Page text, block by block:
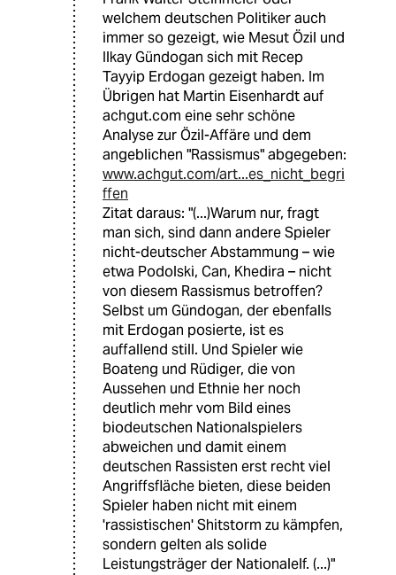
welchem deutschen Politiker auch
immer so gezeigt, wie Mesut Özil und
Ilkay Gündogan sich mit Recep
Tayyip Erdogan gezeigt haben. Im
Übrigen hat Martin Eisenhardt auf
achgut.com eine sehr schöne
Analyse zur Özil-Affäre und dem
angeblichen "Rassismus" abgegeben:
www.achgut.com/art...es_nicht_begri
ffen
Zitat daraus: "(...)Warum nur, fragt
man sich, sind dann andere Spieler
nicht-deutscher Abstammung – wie
etwa Podolski, Can, Khedira – nicht
von diesem Rassismus betroffen?
Selbst um Gündogan, der ebenfalls
mit Erdogan posierte, ist es
auffallend still. Und Spieler wie
Boateng und Rüdiger, die von
Aussehen und Ethnie her noch
deutlich mehr vom Bild eines
biodeutschen Nationalspielers
abweichen und damit einem
deutschen Rassisten erst recht viel
Angriffsfläche bieten, diese beiden
Spieler haben nicht mit einem
'rassistischen' Shitstorm zu kämpfen,
sondern gelten als solide
Leistungsträger der Nationalelf. (...)"